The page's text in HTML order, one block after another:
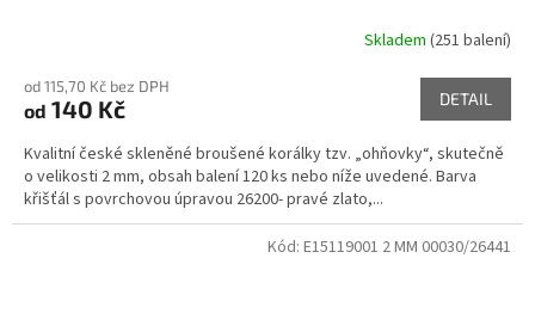
Skladem (251 balení)
od 115,70 Kč bez DPH
od 140 Kč DETAIL
Kvalitní české skleněné broušené korálky tzv. „ohňovky“, skutečně
o velikosti 2 mm, obsah balení 120 ks nebo níže uvedené. Barva
křišťál s povrchovou úpravou 26200- pravé zlato,...
Kód: E15119001 2 MM 00030/26441